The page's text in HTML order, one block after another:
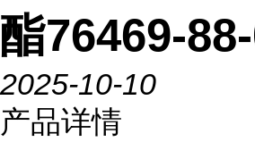
酯76469-
2025-10-10
产品详情